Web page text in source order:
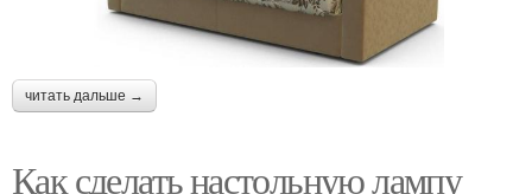
читать дальше →
Как сделать настольную лампу